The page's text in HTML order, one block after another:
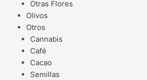
Otras Flores
Olivos
Otros
Cannabis
Café
Cacao
Semillas